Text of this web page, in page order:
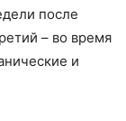
после
– во время
и